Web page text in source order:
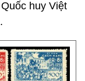
huy Việt